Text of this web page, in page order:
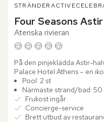
STRÄNDERACTIVE
Four Seasons
Atenska rivieran
På den pinjeklädda Astir-
Palace Hotel Athens – en
legendarer som Aristoteles
Pool: 2 st
Närmaste strand/bad: 50
Frukost ingår
Concierge-service
Brett utbud av